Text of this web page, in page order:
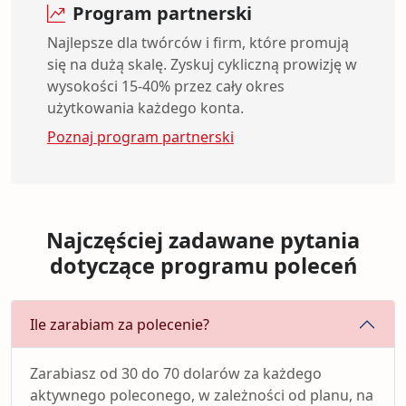
Program partnerski
Najlepsze dla twórców i firm, które promują
się na dużą skalę. Zyskuj cykliczną prowizję w
wysokości 15-40% przez cały okres
użytkowania każdego konta.
Poznaj program partnerski
Najczęściej zadawane pytania
dotyczące programu poleceń
Ile zarabiam za polecenie?
Zarabiasz od 30 do 70 dolarów za każdego
aktywnego poleconego, w zależności od planu, na